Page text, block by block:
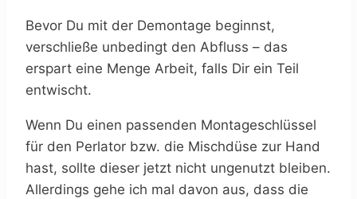
Bevor Du mit der Demontage beginnst,
verschließe unbedingt den Abfluss – das
erspart eine Menge Arbeit, falls Dir ein Teil
entwischt.
Wenn Du einen passenden Montageschlüssel
für den Perlator bzw. die Mischdüse zur Hand
hast, sollte dieser jetzt nicht ungenutzt bleiben.
Allerdings gehe ich mal davon aus, dass die